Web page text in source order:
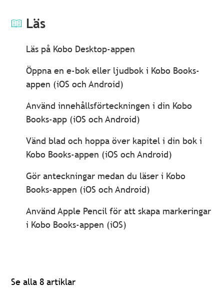
Läs
Läs på Kobo Desktop-appen
Öppna en e-bok eller ljudbok i Kobo Books-
appen (iOS och Android)
Använd innehållsförteckningen i din Kobo
Books-app (iOS och Android)
Vänd blad och hoppa över kapitel i din bok i
Kobo Books-appen (iOS och Android)
Gör anteckningar medan du läser i Kobo
Books-appen (iOS och Android)
Använd Apple Pencil för att skapa markeringar
i Kobo Books-appen (iOS)
Se alla 8 artiklar